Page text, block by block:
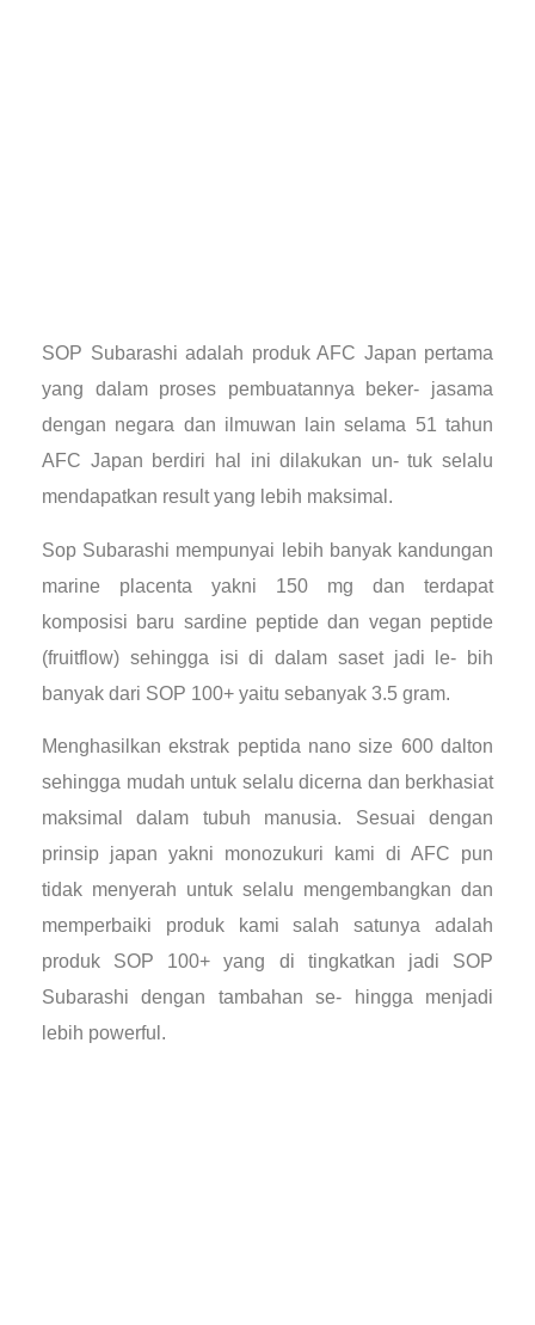
SOP Subarashi adalah produk AFC Japan pertama
yang dalam proses pembuatannya beker- jasama
dengan negara dan ilmuwan lain selama 51 tahun
AFC Japan berdiri hal ini dilakukan un- tuk selalu
mendapatkan result yang lebih maksimal.
Sop Subarashi mempunyai lebih banyak kandungan
marine placenta yakni 150 mg dan terdapat
komposisi baru sardine peptide dan vegan peptide
(fruitflow) sehingga isi di dalam saset jadi le- bih
banyak dari SOP 100+ yaitu sebanyak 3.5 gram.
Menghasilkan ekstrak peptida nano size 600 dalton
sehingga mudah untuk selalu dicerna dan berkhasiat
maksimal dalam tubuh manusia. Sesuai dengan
prinsip japan yakni monozukuri kami di AFC pun
tidak menyerah untuk selalu mengembangkan dan
memperbaiki produk kami salah satunya adalah
produk SOP 100+ yang di tingkatkan jadi SOP
Subarashi dengan tambahan se- hingga menjadi
lebih powerful.